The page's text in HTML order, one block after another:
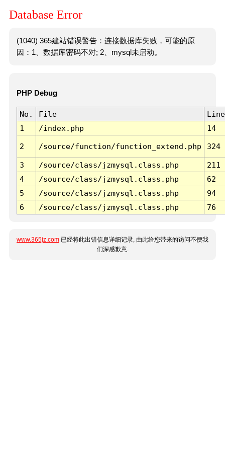
Database Error
(1040) 365建站错误警告：连接数据库失败，可能的原
因：1、数据库密码不对; 2、mysql未启动。
PHP Debug
No. File
Line
1
/index.php 14
2 /source/function/function_extend.php 324
3 /source/class/jzmysql.class.php
211
4
/source/class/jzmysql.class.php
62
5
/source/class/jzmysql.class.php
94
6
/source/class/jzmysql.class.php 76
www.365jz.com 已经将此出错信息详细记录, 由此给您带来的访问不便我
们深感歉意.